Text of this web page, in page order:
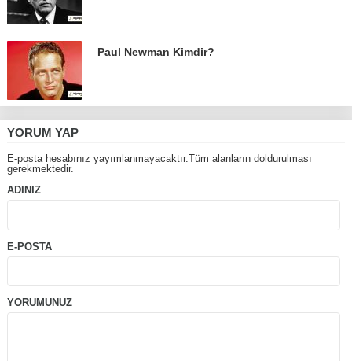
Paul Newman Kimdir?
YORUM YAP
E-posta hesabınız yayımlanmayacaktır.Tüm alanların doldurulması
gerekmektedir.
ADINIZ
E-POSTA
YORUMUNUZ